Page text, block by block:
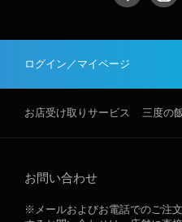
ログイン／マイページ
お店受け取りサービス 三度の
お問い合わせ
※メールおよびお電話でのご注